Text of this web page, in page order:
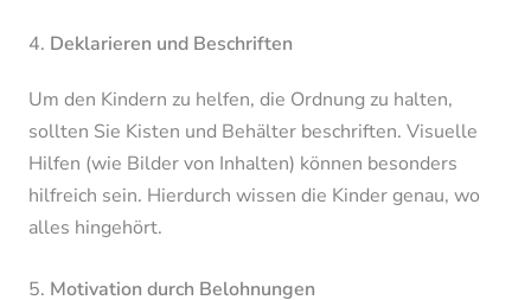
4. Deklarieren und Beschriften
Um den Kindern zu helfen, die Ordnung zu halten,
sollten Sie Kisten und Behälter beschriften. Visuelle
Hilfen (wie Bilder von Inhalten) können besonders
hilfreich sein. Hierdurch wissen die Kinder genau, wo
alles hingehört.
5. Motivation durch Belohnungen